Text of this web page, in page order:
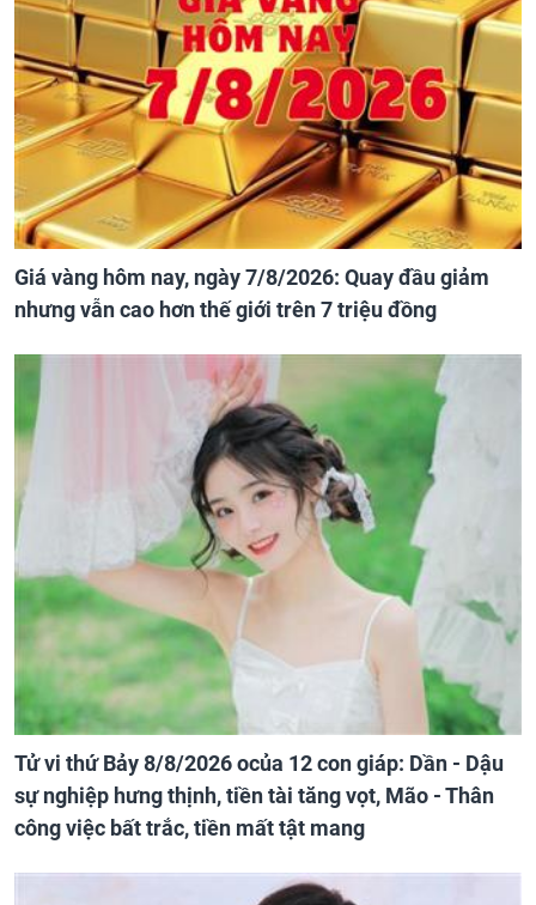
Giá vàng hôm nay, ngày 7/8/2026: Quay đầu giảm
nhưng vẫn cao hơn thế giới trên 7 triệu đồng
Tử vi thứ Bảy 8/8/2026 ocủa 12 con giáp: Dần - Dậu
sự nghiệp hưng thịnh, tiền tài tăng vọt, Mão - Thân
công việc bất trắc, tiền mất tật mang